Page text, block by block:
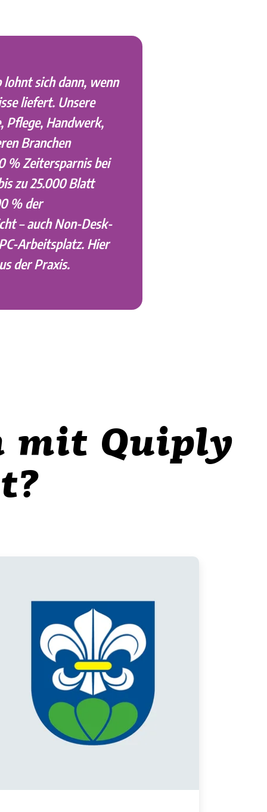
sich dann, wenn
liefert. Unsere
Pflege, Handwerk,
Branchen
% Zeitersparnis bei
zu 25.000 Blatt
% der
– auch Non-Desk-
Arbeitsplatz. Hier
der Praxis.
mit Quiply